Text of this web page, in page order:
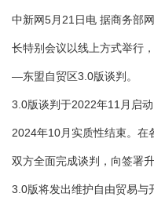
中新网5月21日电 据商务部
长特别会议以线上方式举行
—东盟自贸区3.0版谈判。
3.0版谈判于2022年11月启
2024年10月实质性结束。在
双方全面完成谈判，向签署
3.0版将发出维护自由贸易与